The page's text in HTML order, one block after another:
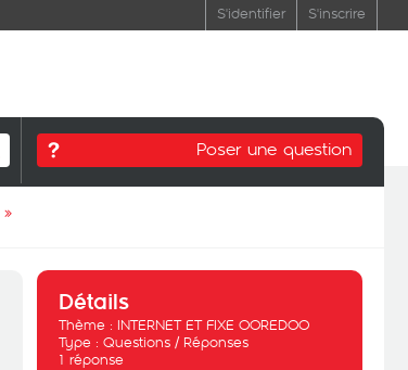
S'identifier S'inscrire
Poser une question
»
Détails
Thème : INTERNET ET FIXE OOREDOO
Type : Questions / Réponses
1 réponse